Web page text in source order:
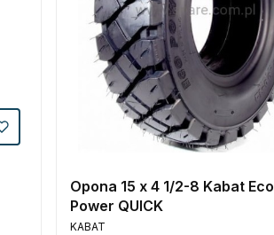
Opona 15 x 4 1/2-8 Kabat Eco
Power QUICK
PRODUCENT
KABAT